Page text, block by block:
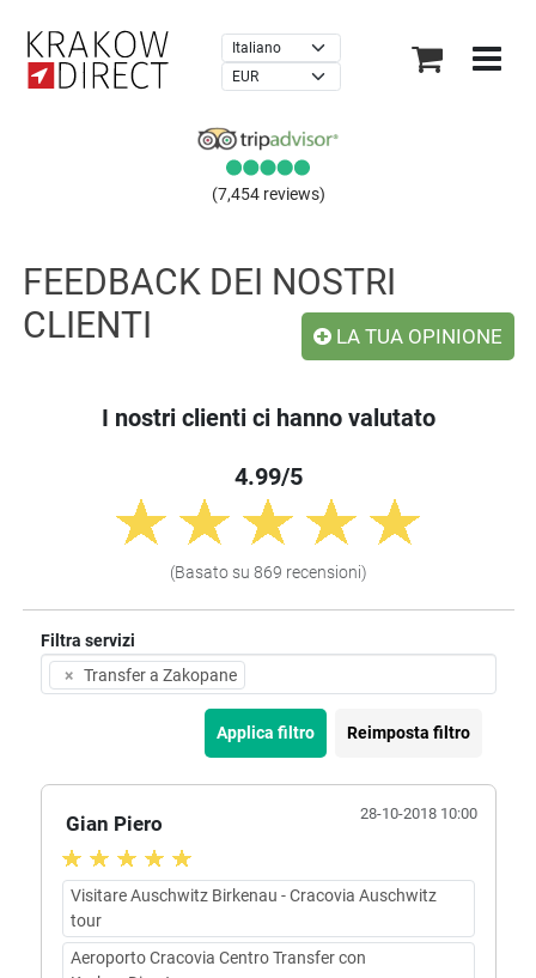
(7,454 reviews)
FEEDBACK DEI NOSTRI
CLIENTI
LA TUA OPINIONE
I nostri clienti ci hanno valutato
4.99/5
(Basato su 869 recensioni)
Filtra servizi
× Transfer a Zakopane
Applica filtro Reimposta filtro
Gian Piero 28-10-2018 10:00
Visitare Auschwitz Birkenau - Cracovia Auschwitz
tour
Aeroporto Cracovia Centro Transfer con